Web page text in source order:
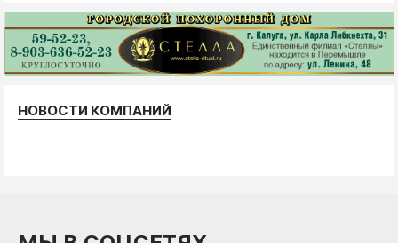
НОВОСТИ КОМПАНИЙ